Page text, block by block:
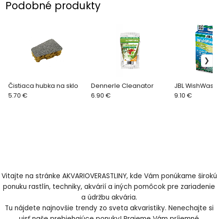
Podobné produkty
Čistiaca hubka na sklo
5.70 €
Dennerle Cleanator
6.90 €
JBL WishWash
9.10 €
Vitajte na stránke AKVARIOVERASTLINY, kde Vám ponúkame širokú
ponuku rastlín, techniky, akvárií a iných pomôcok pre zariadenie
a údržbu akvária.
Tu nájdete najnovšie trendy zo sveta akvaristiky. Nenechajte si